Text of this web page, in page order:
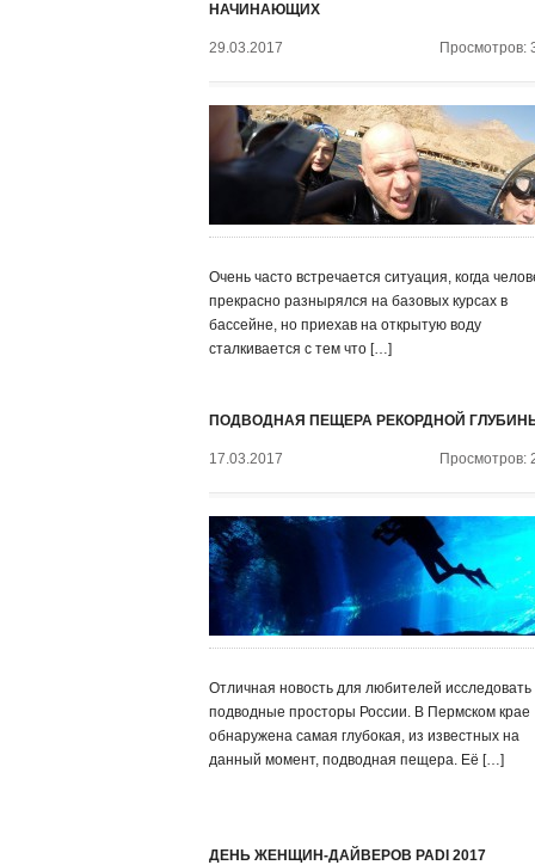
НАЧИНАЮЩИХ
29.03.2017 Просмотров:
Очень часто встречается ситуация, когда
прекрасно разнырялся на базовых курсах в
бассейне, но приехав на открытую воду
сталкивается с тем что […]
ПОДВОДНАЯ ПЕЩЕРА РЕКОРДНОЙ
17.03.2017 Просмотров:
Отличная новость для любителей исследовать
подводные просторы России. В Пермском крае
обнаружена самая глубокая, из известных на
данный момент, подводная пещера. Её […]
ДЕНЬ ЖЕНЩИН-ДАЙВЕРОВ PADI 2017